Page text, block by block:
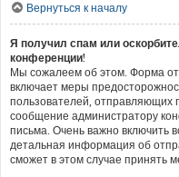
Вернуться к началу
Я получил спам или
конференции!
Мы сожалеем об этом. Форма
включает меры
пользователей, отправляющих
сообщение администратору
письма. Очень важно включить
детальная информация об
сможет в этом случае принять